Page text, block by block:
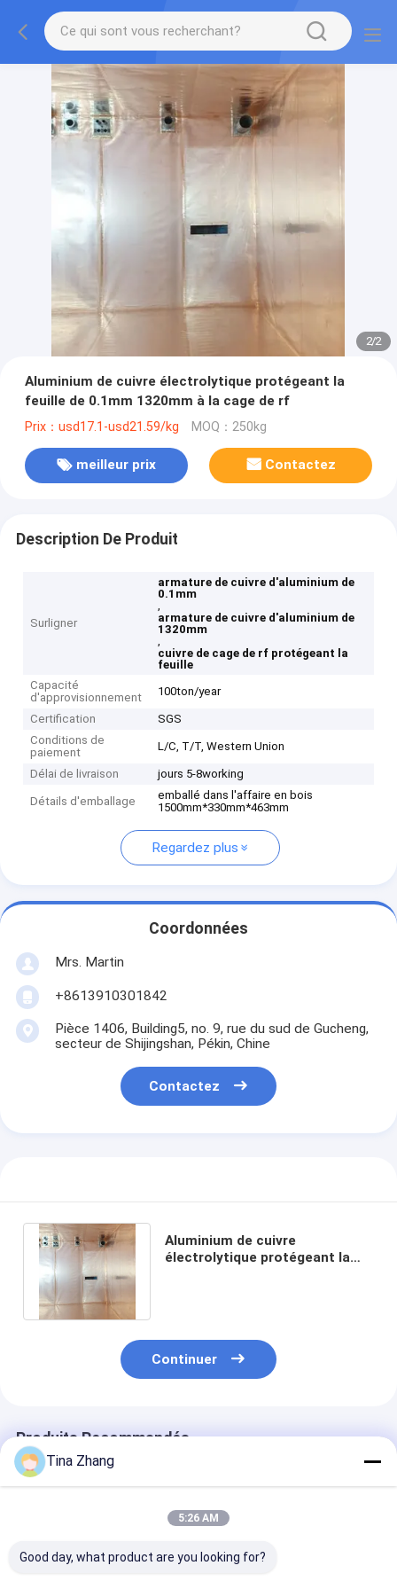
2/2
Aluminium de cuivre électrolytique protégeant la
feuille de 0.1mm 1320mm à la cage de rf
Prix：usd17.1-usd21.59/kg MOQ：250kg
meilleur prix Contactez
Description De Produit
Surligner
armature de cuivre d'aluminium de
0.1mm
,
armature de cuivre d'aluminium de
1320mm
,
cuivre de cage de rf protégeant la
feuille
Capacité
d'approvisionnement
100ton/year
Certification
SGS
Conditions de
paiement
L/C, T/T, Western Union
Délai de livraison jours 5-8working
Détails d'emballage
emballé dans l'affaire en bois
1500mm*330mm*463mm
Regardez plus
Coordonnées
Mrs. Martin
+8613910301842
Pièce 1406, Building5, no. 9, rue du sud de Gucheng,
secteur de Shijingshan, Pékin, Chine
Contactez
Aluminium de cuivre
électrolytique protégeant la
Continuer
Produits Recommandés
Tina Zhang
5:26 AM
Good day, what product are you looking for?